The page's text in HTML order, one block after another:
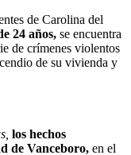
de Carolina del
24 años, se encuentra
de crímenes violentos
de su vivienda y
los hechos
de Vanceboro, en el